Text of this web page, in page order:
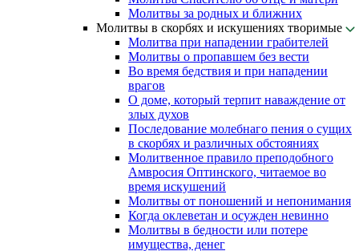
Молитвы за родных и ближних
Молитвы в скорбях и искушениях творимые
Молитва при нападении грабителей
Молитвы о пропавшем без вести
Во время бедствия и при нападении
врагов
О доме, который терпит наваждение от
злых духов
Последование молебнаго пения о сущих
в скорбях и различных обстояниях
Молитвенное правило преподобного
Амвросия Оптинского, читаемое во
время искушений
Молитвы от поношений и непонимания
Когда оклеветан и осужден невинно
Молитвы в бедности или потере
имущества, денег